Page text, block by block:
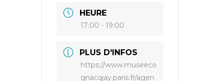
HEURE
17:00 - 19:00
PLUS D'INFOS
https://www.museeco
gnacqjay.paris.fr/agen